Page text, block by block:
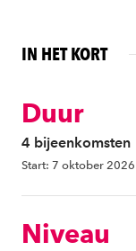
IN HET KORT
Duur
4 bijeenkomsten
Start: 7 oktober 2026
Niveau